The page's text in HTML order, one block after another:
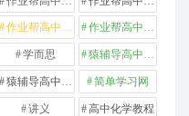
作业帮高中生物 作业帮高中英语
学而思 猿辅导高中数学
猿辅导高中英语 简单学习网
讲义 高中化学教程